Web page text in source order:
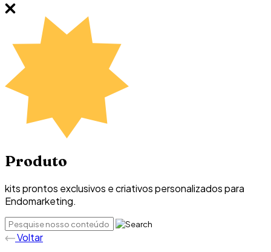
Produto
kits prontos exclusivos e criativos personalizados para
Endomarketing.
Voltar